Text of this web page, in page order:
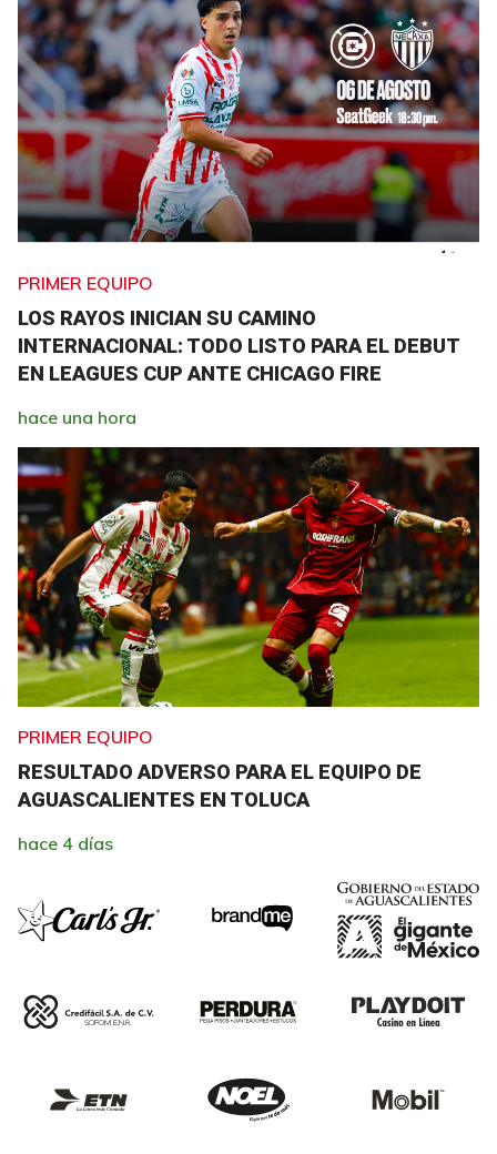
PRIMER EQUIPO
LOS RAYOS INICIAN SU CAMINO
INTERNACIONAL: TODO LISTO PARA EL DEBUT
EN LEAGUES CUP ANTE CHICAGO FIRE
hace una hora
PRIMER EQUIPO
RESULTADO ADVERSO PARA EL EQUIPO DE
AGUASCALIENTES EN TOLUCA
hace 4 días